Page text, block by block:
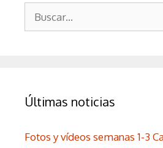
Últimas noticias
Fotos y vídeos semanas 1-3